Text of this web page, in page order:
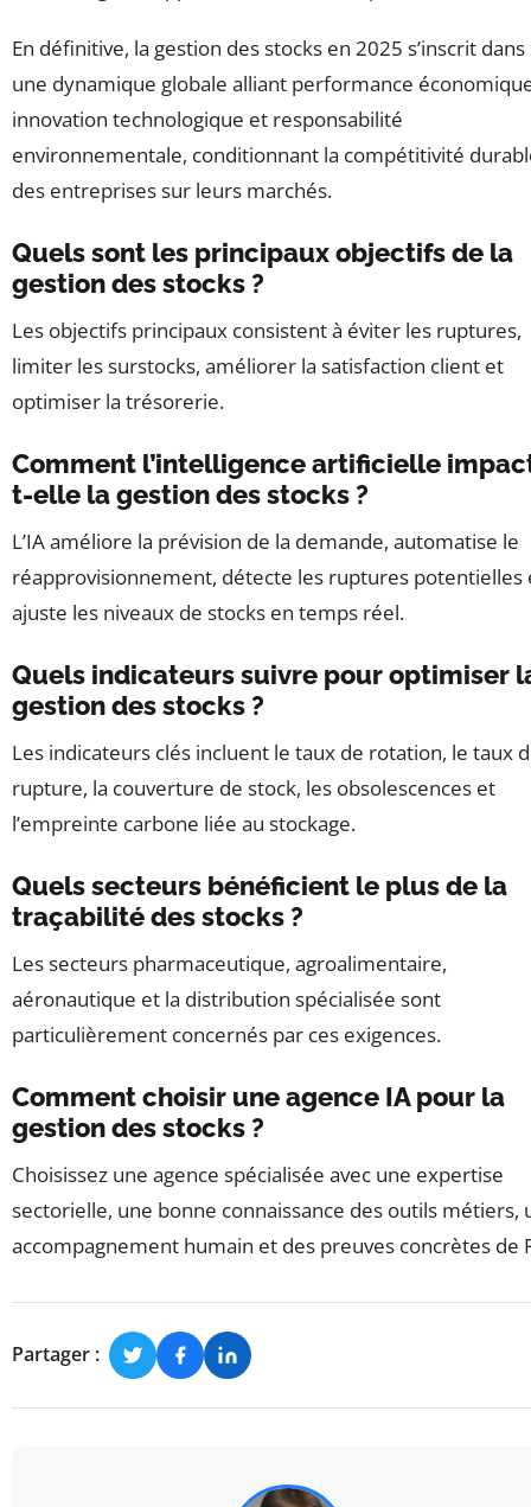
En définitive, la gestion des stocks en 2025 s’inscrit dans
une dynamique globale alliant performance
innovation technologique et responsabilité
environnementale, conditionnant la compétitivité
des entreprises sur leurs marchés.
Quels sont les principaux objectifs de la
gestion des stocks ?
Les objectifs principaux consistent à éviter les ruptures,
limiter les surstocks, améliorer la satisfaction client et
optimiser la trésorerie.
Comment l’intelligence artificielle
t-elle la gestion des stocks ?
L’IA améliore la prévision de la demande, automatise le
réapprovisionnement, détecte les ruptures potentielles
ajuste les niveaux de stocks en temps réel.
Quels indicateurs suivre pour optimiser
gestion des stocks ?
Les indicateurs clés incluent le taux de rotation, le taux
rupture, la couverture de stock, les obsolescences et
l’empreinte carbone liée au stockage.
Quels secteurs bénéficient le plus de la
traçabilité des stocks ?
Les secteurs pharmaceutique, agroalimentaire,
aéronautique et la distribution spécialisée sont
particulièrement concernés par ces exigences.
Comment choisir une agence IA pour la
gestion des stocks ?
Choisissez une agence spécialisée avec une expertise
sectorielle, une bonne connaissance des outils métiers,
accompagnement humain et des preuves concrètes de
Partager :